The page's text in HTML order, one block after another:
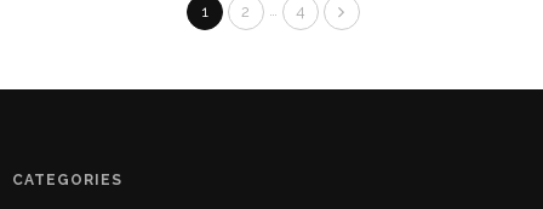
1 2 4
CATEGORIES